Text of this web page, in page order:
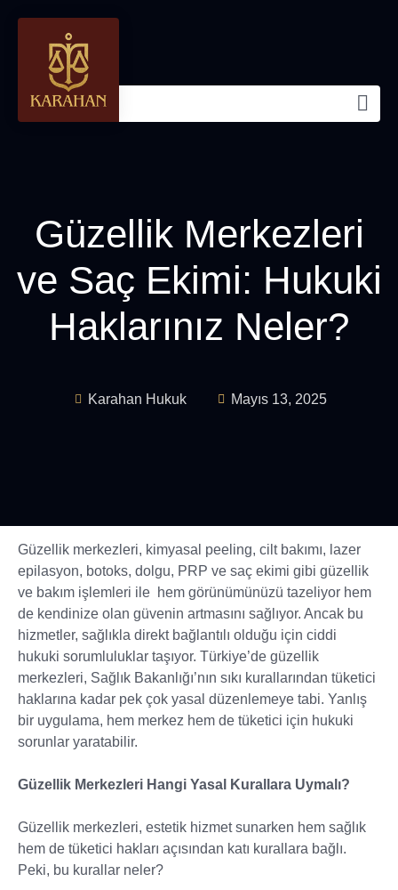
Güzellik Merkezleri
ve Saç Ekimi: Hukuki
Haklarınız Neler?
Karahan Hukuk Mayıs 13, 2025
Güzellik merkezleri, kimyasal peeling, cilt bakımı, lazer
epilasyon, botoks, dolgu, PRP ve saç ekimi gibi güzellik
ve bakım işlemleri ile hem görünümünüzü tazeliyor hem
de kendinize olan güvenin artmasını sağlıyor. Ancak bu
hizmetler, sağlıkla direkt bağlantılı olduğu için ciddi
hukuki sorumluluklar taşıyor. Türkiye’de güzellik
merkezleri, Sağlık Bakanlığı’nın sıkı kurallarından tüketici
haklarına kadar pek çok yasal düzenlemeye tabi. Yanlış
bir uygulama, hem merkez hem de tüketici için hukuki
sorunlar yaratabilir.
Güzellik Merkezleri Hangi Yasal Kurallara Uymalı?
Güzellik merkezleri, estetik hizmet sunarken hem sağlık
hem de tüketici hakları açısından katı kurallara bağlı.
Peki, bu kurallar neler?